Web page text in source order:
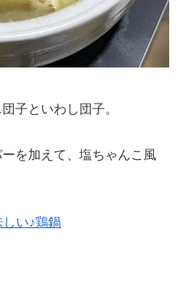
子といわし団子。
を加えて、塩ちゃんこ風
い♪鶏鍋